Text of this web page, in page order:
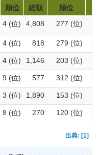
順位 総額 順位
4 (位) 4,808 277 (位)
4 (位) 818 279 (位)
4 (位) 1,146 203 (位)
9 (位) 577 312 (位)
3 (位) 1,890 153 (位)
8 (位) 270 120 (位)
出典: [1]